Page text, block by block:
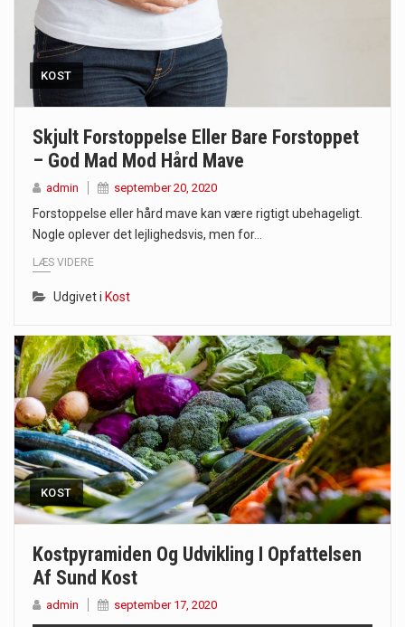
KOST
Skjult Forstoppelse Eller Bare Forstoppet
– God Mad Mod Hård Mave
admin september 20, 2020
Forstoppelse eller hård mave kan være rigtigt ubehageligt.
Nogle oplever det lejlighedsvis, men for…
LÆS VIDERE
Udgivet i Kost
KOST
Kostpyramiden Og Udvikling I Opfattelsen
Af Sund Kost
admin september 17, 2020